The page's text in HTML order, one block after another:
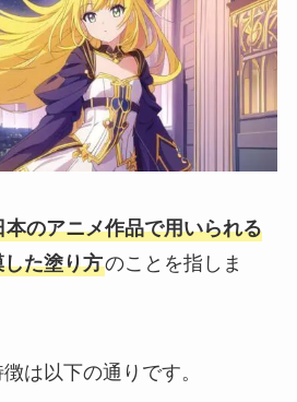
本のアニメ作品で用いられる
た塗り方のことを指しま
は以下の通りです。